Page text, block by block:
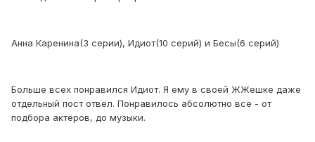
Анна Каренина(3 серии), Идиот(10 серий) и Бесы(6 серий)
Больше всех понравился Идиот. Я ему в своей ЖЖешке даже
отдельный пост отвёл. Понравилось абсолютно всё - от
подбора актёров, до музыки.